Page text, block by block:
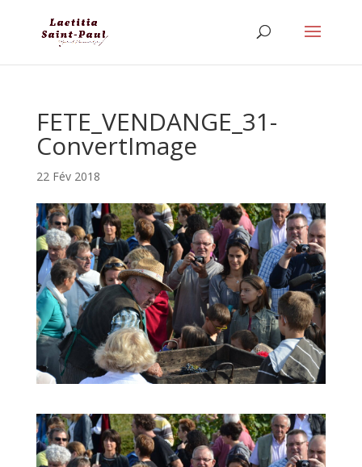
FETE_VENDANGE_31-
ConvertImage
22 Fév 2018